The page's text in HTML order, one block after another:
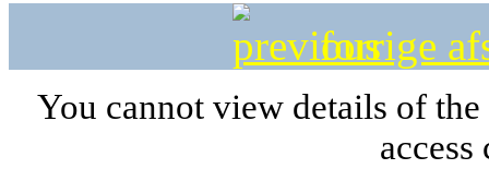
forrige
You cannot view details of